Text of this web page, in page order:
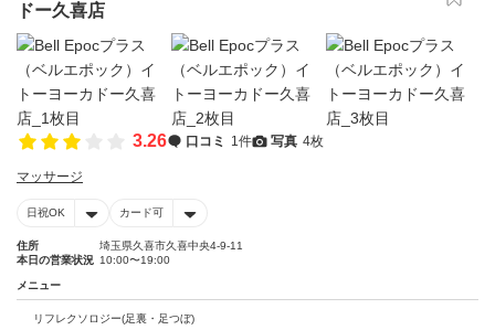
ドー久喜店
3.26 口コミ 1件 写真 4枚
マッサージ
日祝OK カード可
住所
埼玉県久喜市久喜中央4-9-11
本日の営業状況 10:00〜19:00
メニュー
リフレクソロジー(足裏・足つぼ)